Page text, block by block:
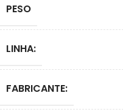
PESO
LINHA:
FABRICANTE: